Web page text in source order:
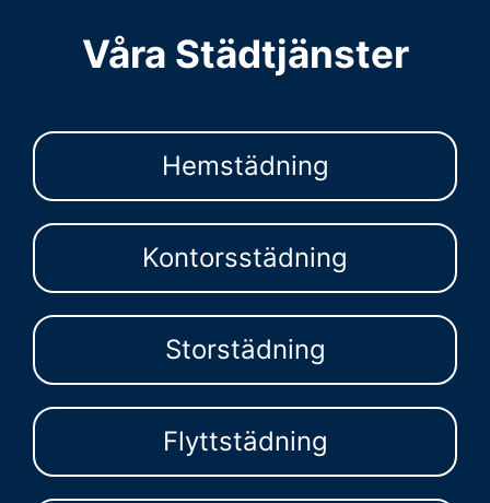
Våra Städtjänster
Hemstädning
Kontorsstädning
Storstädning
Flyttstädning